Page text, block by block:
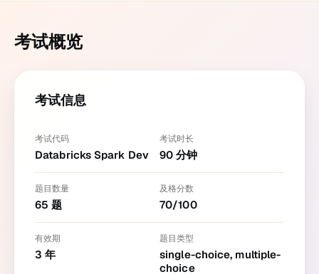
考试概览
考试信息
考试代码
Databricks Spark Dev
考试时长
90 分钟
题目数量
65 题
及格分数
70/100
有效期
3 年
题目类型
single-choice, multiple-
choice